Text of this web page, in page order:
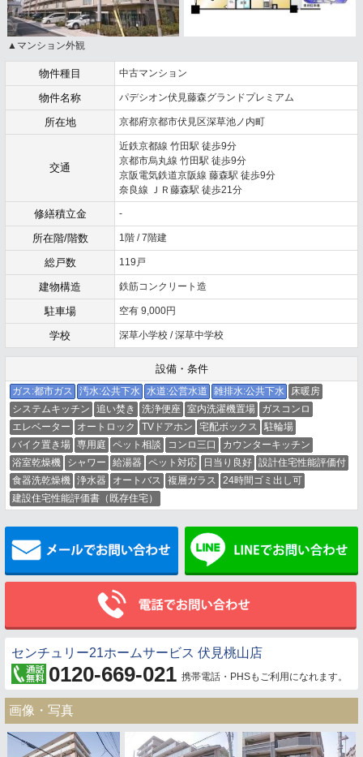
▲マンション外観
物件種目 中古マンション
物件名称 パデシオン伏見藤森グランドプレミアム
所在地 京都府京都市伏見区深草池ノ内町
交通
近鉄京都線 竹田駅 徒歩9分
京都市烏丸線 竹田駅 徒歩9分
京阪電気鉄道京阪線 藤森駅 徒歩9分
奈良線 ＪＲ藤森駅 徒歩21分
修繕積立金 -
所在階/階数 1階 / 7階建
総戸数 119戸
建物構造 鉄筋コンクリート造
駐車場 空有 9,000円
学校 深草小学校 / 深草中学校
設備・条件
ガス:都市ガス 汚水:公共下水 水道:公営水道 雑排水:公共下水
床暖房
システムキッチン
追い焚き 洗浄便座 室内洗濯機置場
ガスコンロ
エレベーター
オートロック TVドアホン 宅配ボックス
駐輪場
バイク置き場 専用庭 ペット相談 コンロ三口
カウンターキッチン
浴室乾燥機
シャワー 給湯器 ペット対応 日当り良好 設計住宅性能評価付
食器洗乾燥機 浄水器 オートバス 複層ガラス
24時間ゴミ出し可
建設住宅性能評価書（既存住宅）
メールでお問い合わせ
センチュリー21ホームサービス 伏見桃山店
0120-669-021 携帯電話・PHSもご利用になれます。
画像・写真